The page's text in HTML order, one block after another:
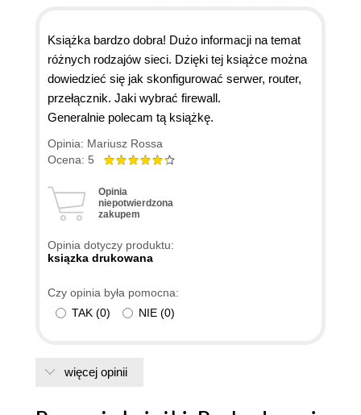
Książka bardzo dobra! Dużo informacji na temat
różnych rodzajów sieci. Dzięki tej książce można
dowiedzieć się jak skonfigurować serwer, router,
przełącznik. Jaki wybrać firewall.
Generalnie polecam tą książkę.
Opinia: Mariusz Rossa
Ocena: 5
Opinia
niepotwierdzona
zakupem
Opinia dotyczy produktu:
ksiązka drukowana
Czy opinia była pomocna:
TAK (0) NIE (0)
więcej opinii